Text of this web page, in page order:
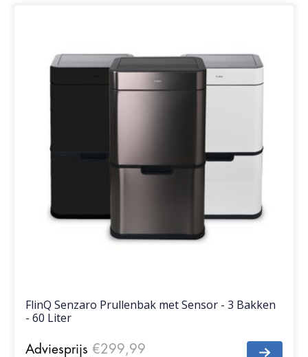
FlinQ Senzaro Prullenbak met Sensor - 3 Bakken
- 60 Liter
Adviesprijs €299,99